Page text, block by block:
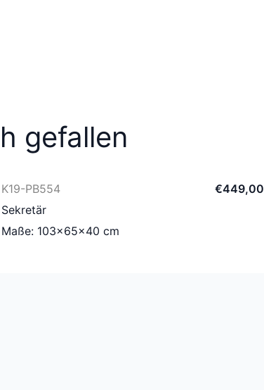
gefallen
K19-PB554 €449,00
Sekretär
Maße: 103×65×40 cm